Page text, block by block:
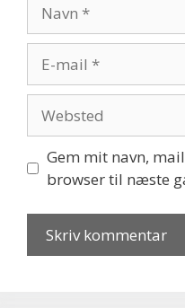
mail
Gem mit navn,
browser til næste